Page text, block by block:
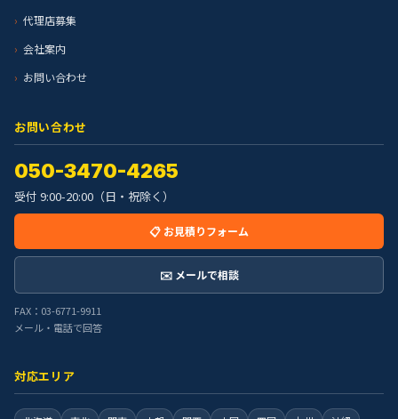
代理店募集
会社案内
お問い合わせ
お問い合わせ
050-3470-4265
受付 9:00-20:00（日・祝除く）
📋 お見積りフォーム
✉️ メールで相談
FAX：03-6771-9911
メール・電話で回答
対応エリア